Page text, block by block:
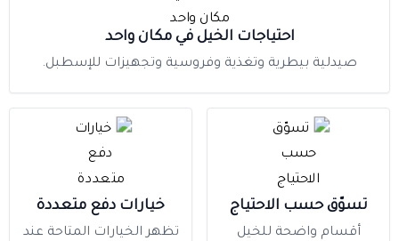
احتياجات الخيل في مكان واحد
صيدلية بيطرية وتغذية وفروسية وتجهيزات للإسطبل.
تسوّق حسب الاحتياج
أقسام واضحة للخيل
خيارات دفع متعددة
تظهر الخيارات المتاحة عند